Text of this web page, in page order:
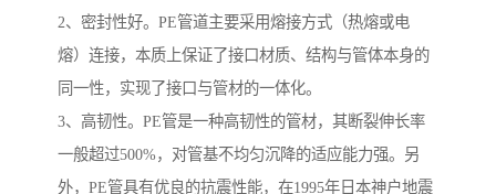
2、密封性好。PE管道主要采用熔接方式（热熔或电
熔）连接，本质上保证了接口材质、结构与管体本身的
同一性，实现了接口与管材的一体化。
3、高韧性。PE管是一种高韧性的管材，其断裂伸长率
一般超过500%，对管基不均匀沉降的适应能力强。另
外，PE管具有优良的抗震性能，在1995年日本神户地震